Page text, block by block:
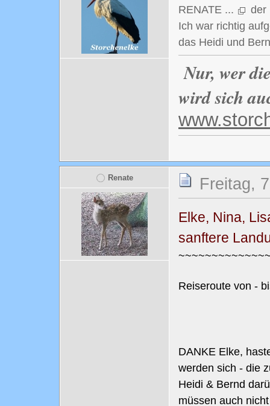
RENATE ...
der
Ich war richtig
das Heidi und
Nur, wer
wird sich
Renate Freitag,
Elke, Nina,
sanftere
Reiseroute von -
DANKE Elke,
werden sich - die
Heidi & Bernd
müssen auch